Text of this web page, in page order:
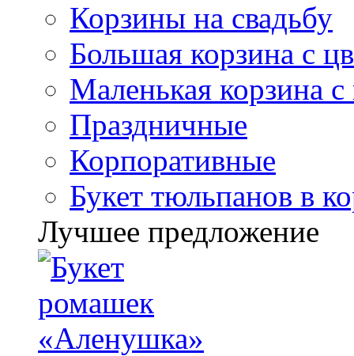
Корзины на свадьбу
Большая корзина с
Маленькая корзина
Праздничные
Корпоративные
Букет тюльпанов в
Лучшее предложение